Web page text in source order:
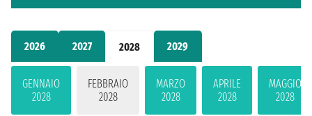
2026 2027 2028 2029
GENNAIO
2028
FEBBRAIO
2028
MARZO
2028
APRILE
2028
MAGGIO
2028